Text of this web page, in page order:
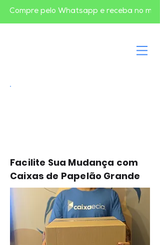
Compre pelo Whatsapp e receba no
Facilite Sua Mudança com
Caixas de Papelão Grande